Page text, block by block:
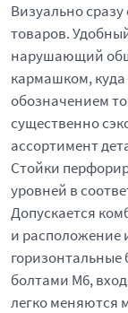
Визуально
товаров.
нарушающий
кармашком,
обозначением
существенно
ассортимент
Стойки
уровней в
Допускается
и расположение
горизонтальные
болтами М6,
легко меняются